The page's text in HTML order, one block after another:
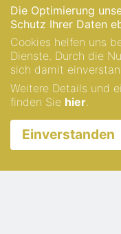
Advent,
Lichtlein
vonSascha
Das große ABC zu
weiterlesen…
Die Optimierung
Schutz Ihrer Daten
Cookies helfen uns
Dienste. Durch die
sich damit
Weitere Details und
finden Sie hier
Einverstanden